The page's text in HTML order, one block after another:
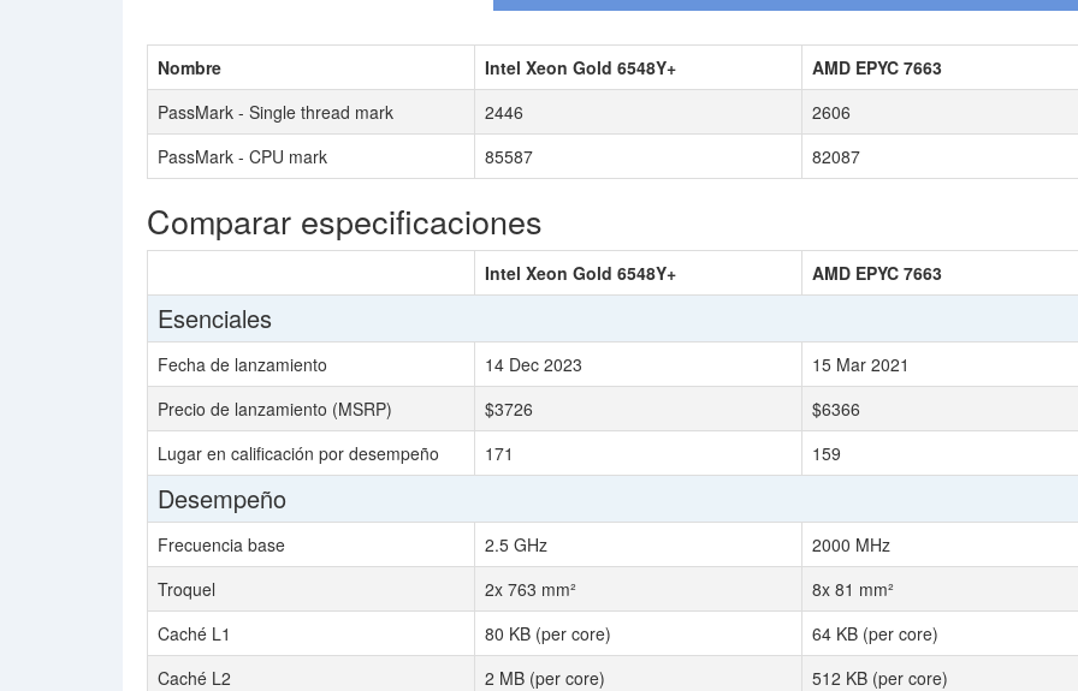
Nombre Intel Xeon Gold 6548Y+
AMD EPYC 7663
PassMark - Single thread mark
2446
2606
PassMark - CPU mark
85587 82087
Comparar especificaciones
Intel Xeon Gold 6548Y+ AMD EPYC 7663
Esenciales
Fecha de lanzamiento 14 Dec 2023
15 Mar 2021
Precio de lanzamiento (MSRP)
$3726
$6366
Lugar en calificación por desempeño
171 159
Desempeño
Frecuencia base 2.5 GHz
2000 MHz
Troquel
2x 763 mm²
8x 81 mm²
Caché L1
80 KB (per core)
64 KB (per core)
Caché L2
2 MB (per core)
512 KB (per core)